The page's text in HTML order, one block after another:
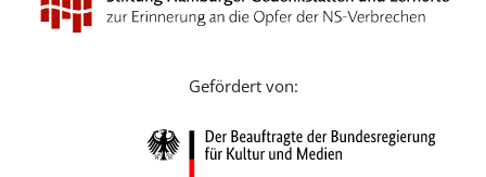
Português
Русский
Gefördert von: